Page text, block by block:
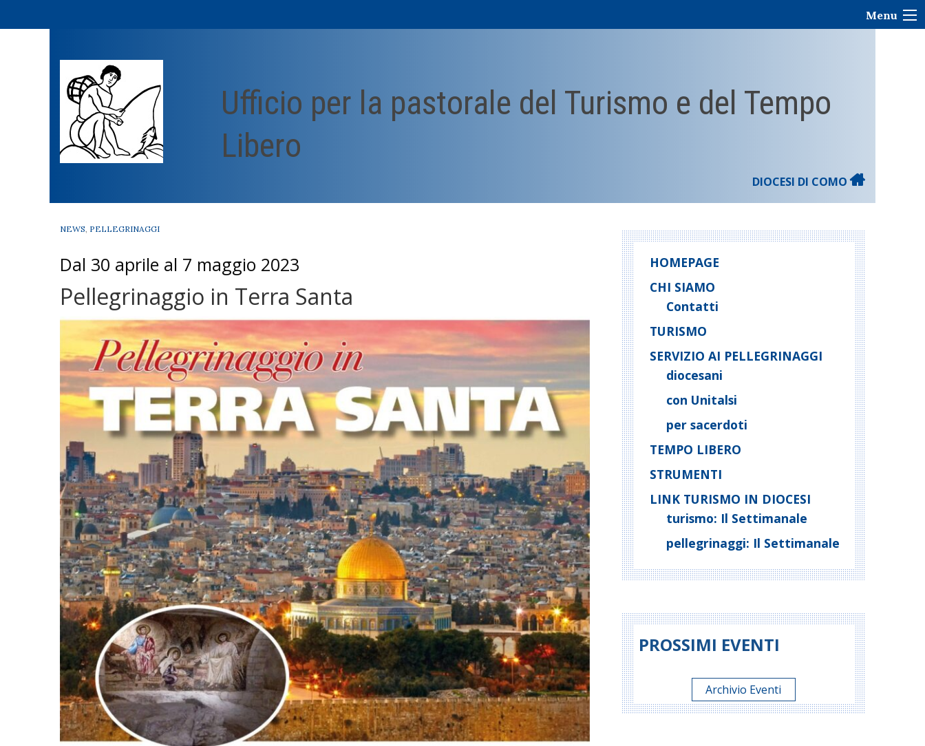
Menu
Ufficio per la pastorale del Turismo e del Tempo
Libero
DIOCESI DI COMO
NEWS, PELLEGRINAGGI
Dal 30 aprile al 7 maggio 2023
Pellegrinaggio in Terra Santa
HOMEPAGE
CHI SIAMO
Contatti
TURISMO
SERVIZIO AI PELLEGRINAGGI
diocesani
con Unitalsi
per sacerdoti
TEMPO LIBERO
STRUMENTI
LINK TURISMO IN DIOCESI
turismo: Il Settimanale
pellegrinaggi: Il Settimanale
PROSSIMI EVENTI
Archivio Eventi